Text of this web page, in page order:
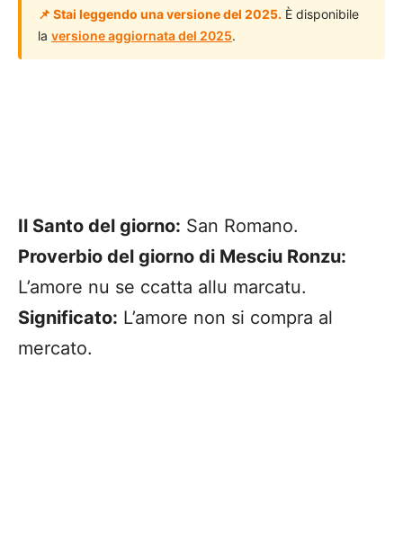
📌 Stai leggendo una versione del 2025. È disponibile
la versione aggiornata del 2025.
Il Santo del giorno: San Romano.
Proverbio del giorno di Mesciu Ronzu:
L’amore nu se ccatta allu marcatu.
Significato: L’amore non si compra al
mercato.